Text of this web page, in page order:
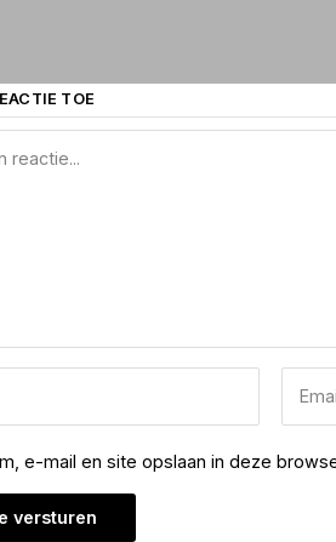
TOE
e-mail en site opslaan in deze